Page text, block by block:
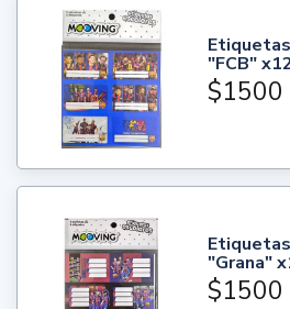
"FCB"
$1500
"Grana"
$1500